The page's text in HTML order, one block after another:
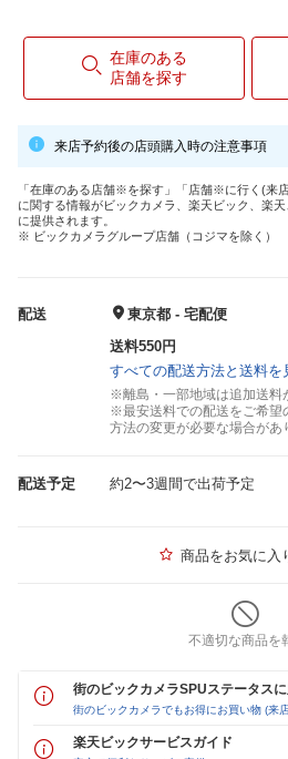
在庫のある
店舗を探す
来店予約後の店頭購入時の注意事項
「在庫のある店舗※を探す」「店舗※に行く(来
に関する情報がビックカメラ、楽天ビック、楽
に提供されます。
※ ビックカメラグループ店舗（コジマを除く）
配送
東京都 - 宅配便
送料550円
すべての配送方法と送料を
※離島・一部地域は追加送料
※最安送料での配送をご希望
方法の変更が必要な場合があ
配送予定 約2〜3週間で出荷予定
商品をお気に入
不適切な商品を
街のビックカメラSPUステータス
街のビックカメラでもお得にお買い物 (来
楽天ビックサービスガイド